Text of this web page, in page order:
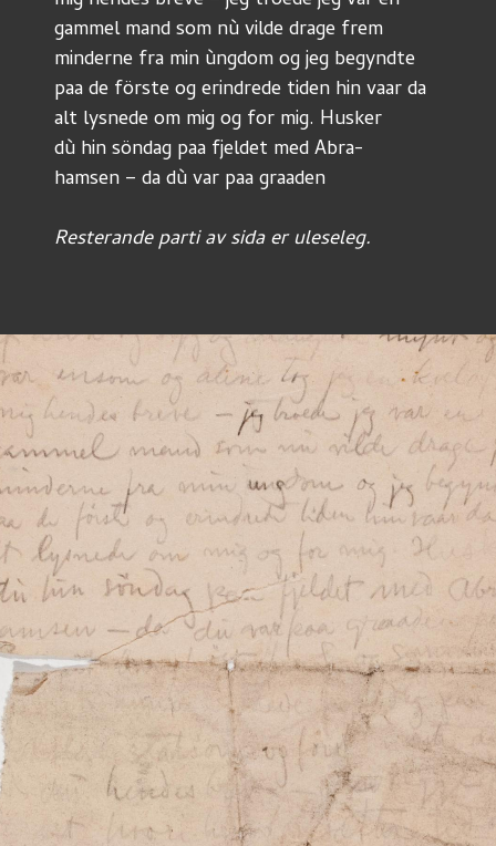
gammel mand som nù vilde drage frem
minderne fra min ùngdom og jeg begyndte
paa de förste og erindrede tiden hin vaar da
alt lysnede om mig og for mig. Husker
dù hin söndag paa fjeldet med Abra-
hamsen – da dù var paa graaden
Resterande parti av sida er uleseleg.